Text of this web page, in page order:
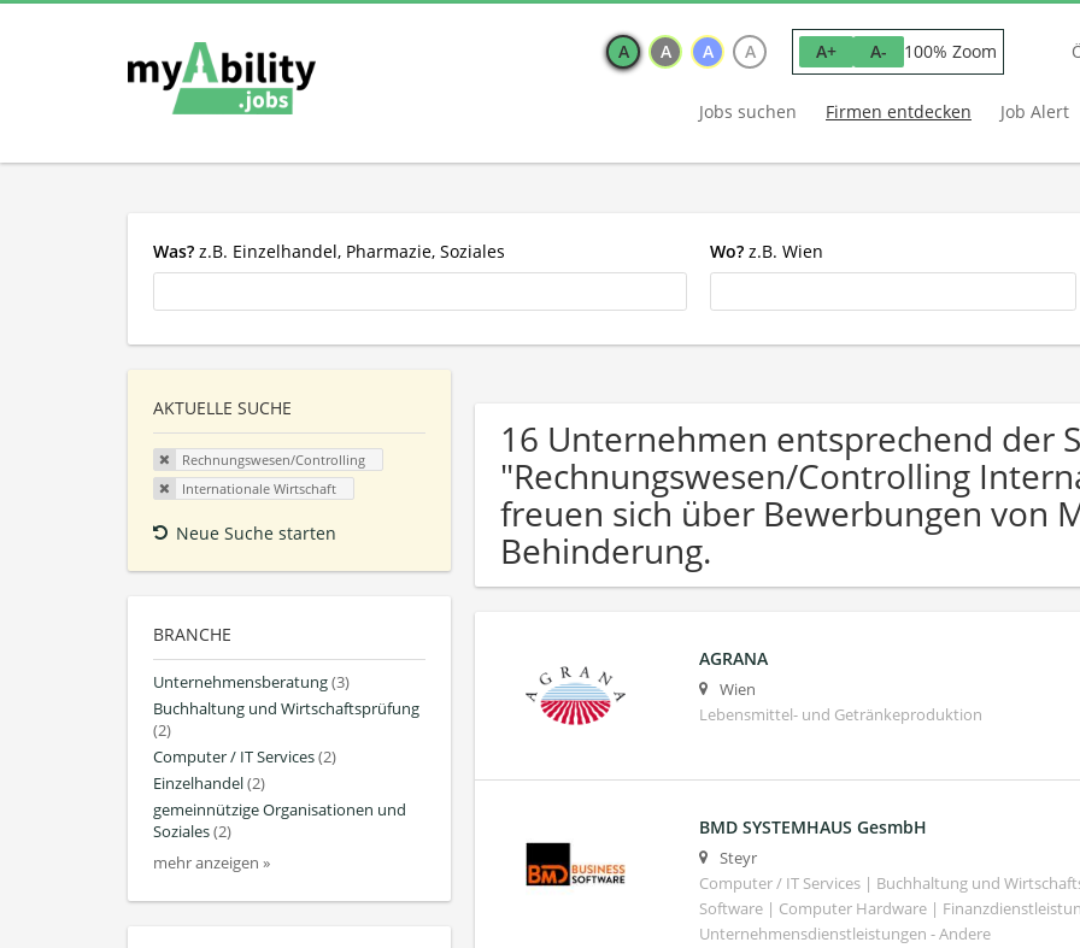
A A A A A+ A- 100% Zoom
Jobs suchen Firmen entdecken Job Alert
Was? z.B. Einzelhandel, Pharmazie, Soziales Wo? z.B. Wien
AKTUELLE SUCHE
Rechnungswesen/Controlling
Internationale Wirtschaft
Neue Suche starten
BRANCHE
Unternehmensberatung(3)
Buchhaltung und Wirtschaftsprüfung
(2)
Computer / IT Services(2)
Einzelhandel(2)
gemeinnützige Organisationen und
Soziales(2)
mehr anzeigen »
16 Unternehmen entsprechend der
"Rechnungswesen/Controlling
freuen sich über Bewerbungen von
Behinderung.
AGRANA
Wien
Lebensmittel- und Getränkeproduktion
BMD SYSTEMHAUS GesmbH
Steyr
Computer / IT Services | Buchhaltung und
Software | Computer Hardware |
Unternehmensdienstleistungen - Andere